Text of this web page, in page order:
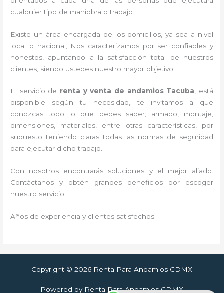
cualquier tipo de maniobra o trabajo.
Existe un área encargada de los domicilios, ya sea a nivel
local o nacional, Nos caracterizamos por ser confiables y
honestos, apuntando a la satisfacción total de nuestros
clientes, siendo ustedes nuestro mayor objetivo.
El servicio de renta y venta de andamios Tacuba, está
disponible según tu necesidad, te invitamos a que
conozcas todo lo que debes saber; armado, montaje,
dimensiones, materiales, entre otras características, por
supuesto teniendo claras todas las normas de seguridad
para ejecutar dicho trabajo.
Con nosotros encontrarás soluciones y el mejor aliado.
Contáctanos y obtén grandes beneficios por escoger
nuestro servicio.
Años de experiencia y clientes satisfechos.
Copyright © 2026 Renta Para Andamios CDMX
Powered by Renta Para Andamios CDMX